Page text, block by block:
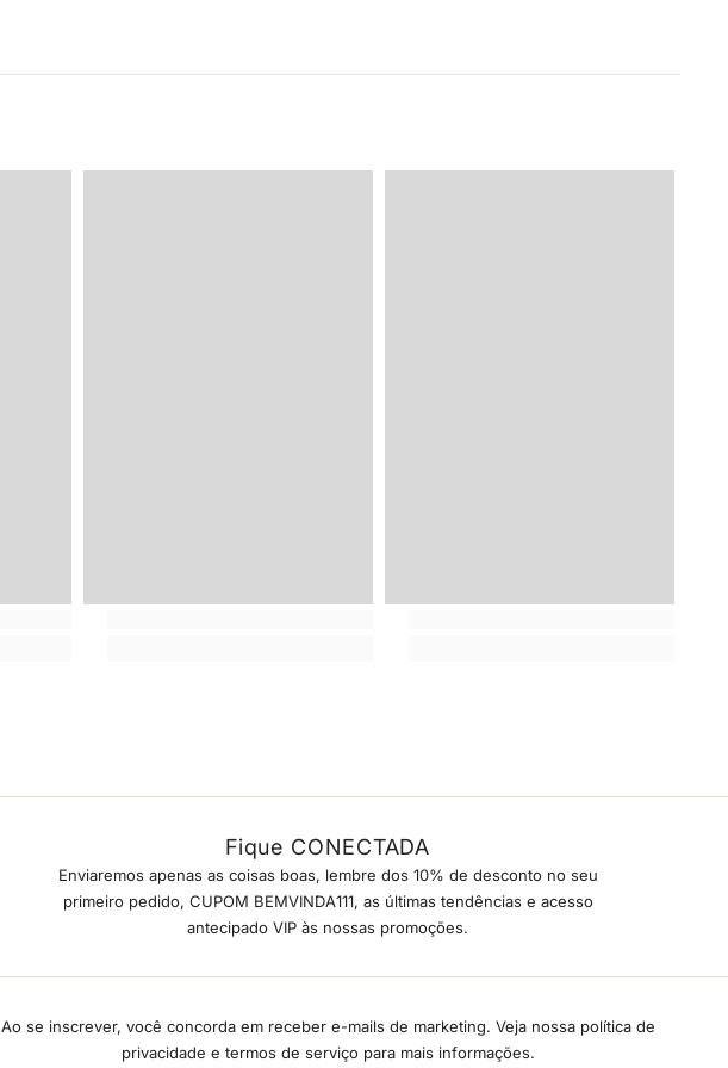
Fique CONECTADA
Enviaremos apenas as coisas boas, lembre dos 10% de desconto no seu
primeiro pedido, CUPOM BEMVINDA111, as últimas tendências e acesso
antecipado VIP às nossas promoções.
Ao se inscrever, você concorda em receber e-mails de marketing. Veja nossa política de
privacidade e termos de serviço para mais informações.